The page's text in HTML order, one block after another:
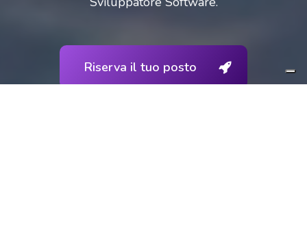
Riserva il tuo posto